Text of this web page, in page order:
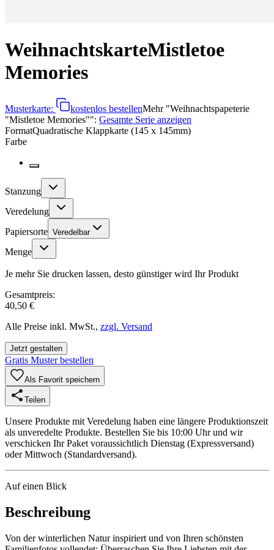
WeihnachtskarteMistletoe
Memories
Musterkarte: kostenlos bestellenMehr"Weihnachtspapeterie
"Mistletoe Memories"": Gesamte Serie anzeigen
FormatQuadratische Klappkarte (145 x 145mm)
Farbe
Stanzung
Veredelung
Papiersorte Veredelbar
Menge
Je mehr Sie drucken lassen, desto günstiger wird Ihr Produkt
Gesamtpreis:
40,50 €
Alle Preise inkl. MwSt., zzgl. Versand
Jetzt gestalten
Gratis Muster bestellen
Als Favorit speichern
Teilen
Unsere Produkte mit Veredelung haben eine längere Produktionszeit
als unveredelte Produkte. Bestellen Sie bis 10:00 Uhr und wir
verschicken Ihr Paket voraussichtlich Dienstag (Expressversand)
oder Mittwoch (Standardversand).
Auf einen Blick
Beschreibung
Von der winterlichen Natur inspiriert und von Ihren schönsten